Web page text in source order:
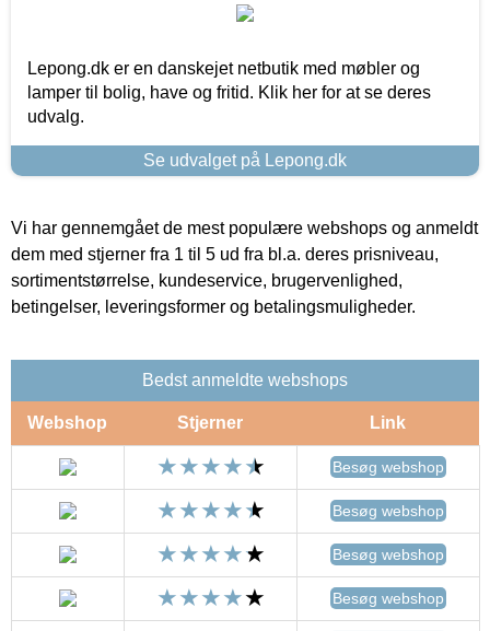
Lepong.dk er en danskejet netbutik med møbler og
lamper til bolig, have og fritid. Klik her for at se deres
udvalg.
Se udvalget på Lepong.dk
Vi har gennemgået de mest populære webshops og anmeldt
dem med stjerner fra 1 til 5 ud fra bl.a. deres prisniveau,
sortimentstørrelse, kundeservice, brugervenlighed,
betingelser, leveringsformer og betalingsmuligheder.
Bedst anmeldte webshops
Webshop Stjerner Link
Besøg webshop
Besøg webshop
Besøg webshop
Besøg webshop